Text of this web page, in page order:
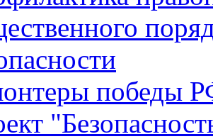
победы